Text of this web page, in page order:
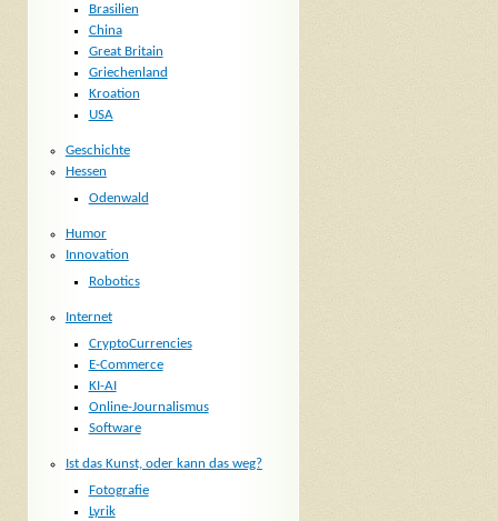
Brasilien
China
Great Britain
Griechenland
Kroation
USA
Geschichte
Hessen
Odenwald
Humor
Innovation
Robotics
Internet
CryptoCurrencies
E-Commerce
KI-AI
Online-Journalismus
Software
Ist das Kunst, oder kann das weg?
Fotografie
Lyrik